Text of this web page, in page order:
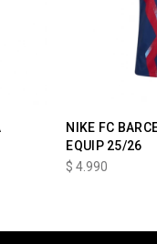
NIKE FC
EQUIP 25/26
$ 4.990